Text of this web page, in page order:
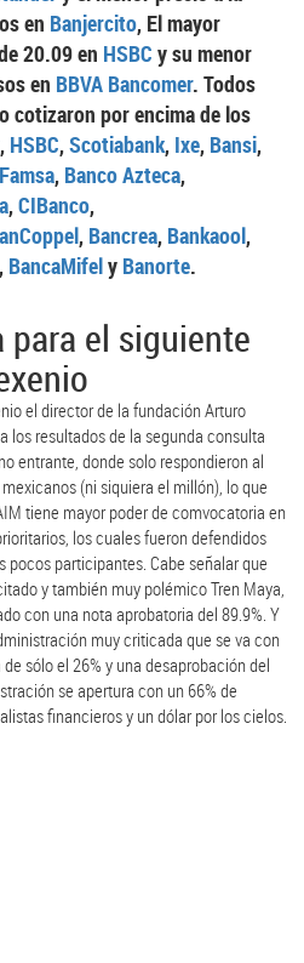
en Banjercito, El mayor
20.09 en HSBC y su menor
en BBVA Bancomer. Todos
cotizaron por encima de los
, HSBC,Scotiabank, Ixe, Bansi,
, Banco Azteca,
,CIBanco,
, Bancrea, Bankaool,
, BancaMifely Banorte.
para el siguiente
el director de la fundación Arturo
los resultados de la segunda consulta
entrante, donde solo respondieron al
(ni siquiera el millón), lo que
tiene mayor poder de comvocatoria en
los cuales fueron defendidos
pocos participantes. Cabe señalar que
y también muy polémico Tren Maya,
con una nota aprobatoria del 89.9%. Y
muy criticada que se va con
sólo el 26% y una desaprobación del
se apertura con un 66% de
financieros y un dólar por los cielos.